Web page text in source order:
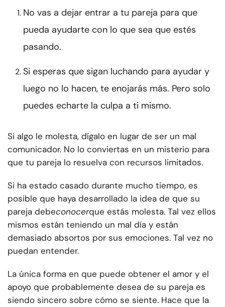
No vas a dejar entrar a tu pareja para que
pueda ayudarte con lo que sea que estés
pasando.
Si esperas que sigan luchando para ayudar y
luego no lo hacen, te enojarás más. Pero solo
puedes echarte la culpa a ti mismo.
Si algo le molesta, dígalo en lugar de ser un mal
comunicador. No lo conviertas en un misterio para
que tu pareja lo resuelva con recursos limitados.
Si ha estado casado durante mucho tiempo, es
posible que haya desarrollado la idea de que su
pareja debeconocerque estás molesta. Tal vez ellos
mismos están teniendo un mal día y están
demasiado absortos por sus emociones. Tal vez no
puedan entender.
La única forma en que puede obtener el amor y el
apoyo que probablemente desea de su pareja es
siendo sincero sobre cómo se siente. Hace que la